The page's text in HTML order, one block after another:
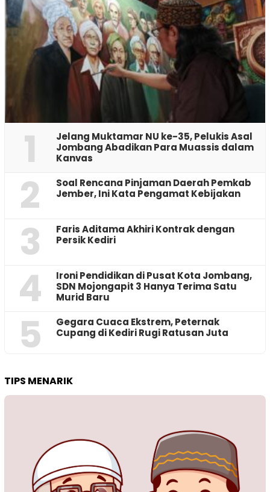
1
Jelang Muktamar NU ke-35, Pelukis Asal
Jombang Abadikan Para Muassis dalam
Kanvas
2
‎Soal Rencana Pinjaman Daerah Pemkab
Jember, Ini Kata Pengamat Kebijakan ‎
3
Faris Aditama Akhiri Kontrak dengan
Persik Kediri
4
Ironi Pendidikan di Pusat Kota Jombang,
SDN Mojongapit 3 Hanya Terima Satu
Murid Baru
5
‎Gegara Cuaca Ekstrem, Peternak
Cupang di Kediri Rugi Ratusan Juta
TIPS MENARIK